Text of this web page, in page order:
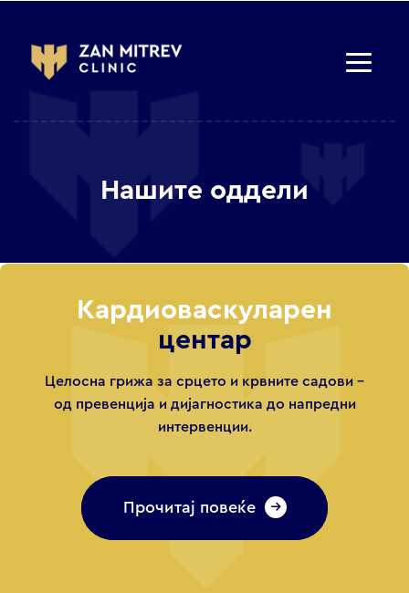
Нашите оддели
Кардиоваскуларен
центар
Целосна грижа за срцето и крвните садови –
од превенција и дијагностика до напредни
интервенции.
Прочитај повеќе